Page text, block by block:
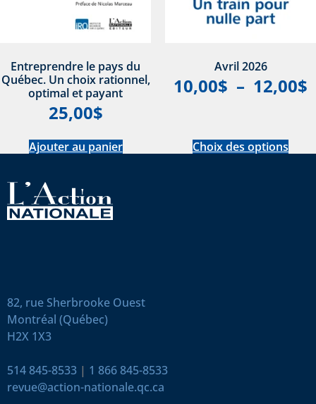
Entreprendre le pays du
Québec. Un choix rationnel,
optimal et payant
25,00$
Ajouter au panier
Avril 2026
10,00$ – 12,00$
Choix des options
82, rue Sherbrooke Ouest
Montréal (Québec)
H2X 1X3
514 845-8533 | 1 866 845-8533
revue@action-nationale.qc.ca